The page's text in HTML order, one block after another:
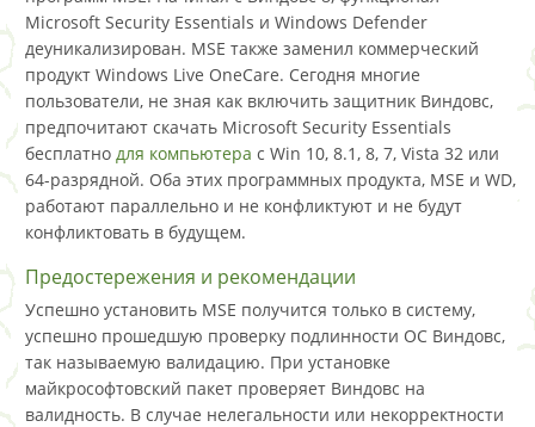
Microsoft Security Essentials и Windows Defender
деуникализирован. MSE также заменил коммерческий
продукт Windows Live OneCare. Сегодня многие
пользователи, не зная как включить защитник Виндовс,
предпочитают скачать Microsoft Security Essentials
бесплатно для компьютера с Win 10, 8.1, 8, 7, Vista 32 или
64-разрядной. Оба этих программных продукта, MSE и WD,
работают параллельно и не конфликтуют и не будут
конфликтовать в будущем.
Предостережения и рекомендации
Успешно установить MSE получится только в систему,
успешно прошедшую проверку подлинности ОС Виндовс,
так называемую валидацию. При установке
майкрософтовский пакет проверяет Виндовс на
валидность. В случае нелегальности или некорректности